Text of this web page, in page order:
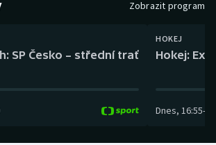
Zobrazit program
SP Česko – střední trať
HOKEJ
Hokej:
Dnes, 16:55-